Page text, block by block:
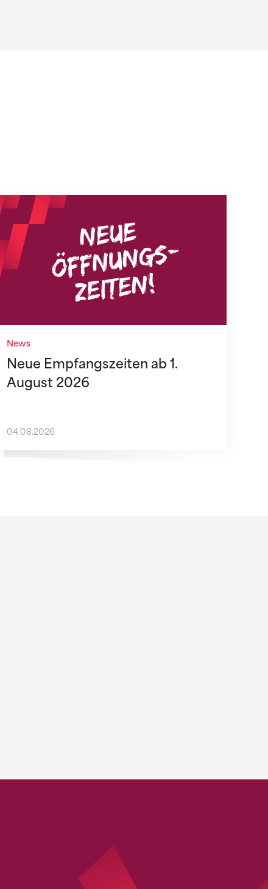
News
Neue Empfangszeiten ab 1.
August 2026
Neue Empfangszeiten ab 1. August 2026
04.08.2026